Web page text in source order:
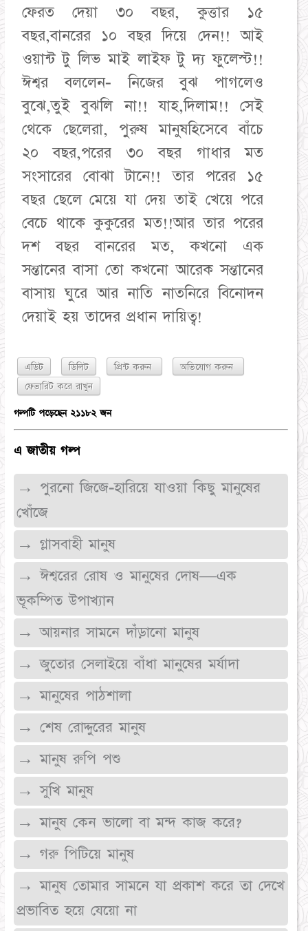
ফেরত দেয়া ৩০ বছর, কুত্তার ১৫
বছর,বানরের ১০ বছর দিয়ে দেন!! আই
ওয়ান্ট টু লিভ মাই লাইফ টু দ্য ফুলেস্ট!!
ঈশ্বর বললেন- নিজের বুঝ পাগলেও
বুঝে,তুই বুঝলি না!! যাহ,দিলাম!! সেই
থেকে ছেলেরা, পুরুষ মানুষহিসেবে বাঁচে
২০ বছর,পরের ৩০ বছর গাধার মত
সংসারের বোঝা টানে!! তার পরের ১৫
বছর ছেলে মেয়ে যা দেয় তাই খেয়ে পরে
বেচে থাকে কুকুরের মত!!আর তার পরের
দশ বছর বানরের মত, কখনো এক
সন্তানের বাসা তো কখনো আরেক সন্তানের
বাসায় ঘুরে আর নাতি নাতনিরে বিনোদন
দেয়াই হয় তাদের প্রধান দায়িত্ব!
এডিট ডিলিট প্রিন্ট করুন অভিযোগ করুন
গল্পটি পড়েছেন ২১১৮২ জন
এ জাতীয় গল্প
→ পুরনো জিজে-হারিয়ে যাওয়া কিছু মানুষের
খোঁজে
→ গ্লাসবাহী মানুষ
→ ঈশ্বরের রোষ ও মানুষের দোষ—এক
ভূকম্পিত উপাখ্যান
→ আয়নার সামনে দাঁড়ানো মানুষ
→ জুতোর সেলাইয়ে বাঁধা মানুষের মর্যাদা
→ মানুষের পাঠশালা
→ শেষ রোদ্দুরের মানুষ
→ মানুষ রুপি পশু
→ সুখি মানুষ
→ মানুষ কেন ভালো বা মন্দ কাজ করে?
→ গরু পিটিয়ে মানুষ
→ মানুষ তোমার সামনে যা প্রকাশ করে তা দেখে
প্রভাবিত হয়ে যেয়ো না